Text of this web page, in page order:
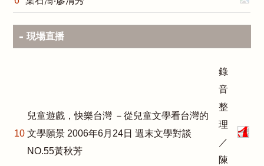
現場直播
10
兒童遊戲，快樂台灣 －從兒童文學看台灣的
文學願景 2006年6月24日 週末文學對談
NO.55黃秋芳
錄
音
整
理
／
陳